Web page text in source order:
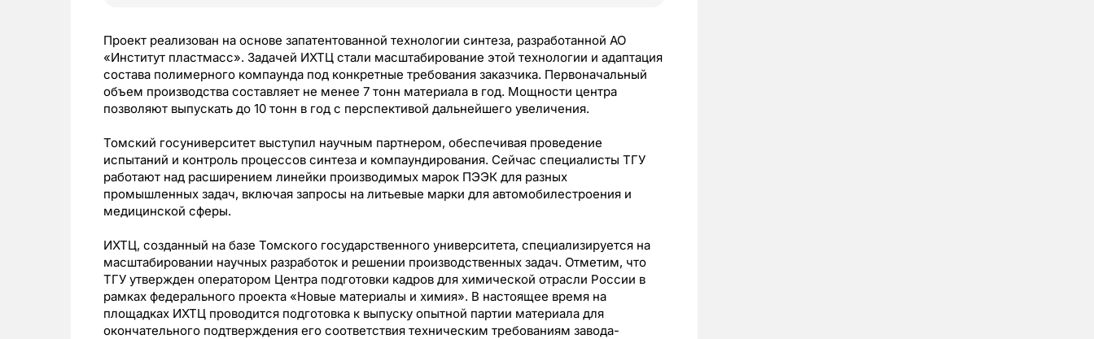
Проект реализован на основе запатентованной технологии синтеза, разработанной АО
«Институт пластмасс». Задачей ИХТЦ стали масштабирование этой технологии и адаптация
состава полимерного компаунда под конкретные требования заказчика. Первоначальный
объем производства составляет не менее 7 тонн материала в год. Мощности центра
позволяют выпускать до 10 тонн в год с перспективой дальнейшего увеличения.
Томский госуниверситет выступил научным партнером, обеспечивая проведение
испытаний и контроль процессов синтеза и компаундирования. Сейчас специалисты ТГУ
работают над расширением линейки производимых марок ПЭЭК для разных
промышленных задач, включая запросы на литьевые марки для автомобилестроения и
медицинской сферы.
ИХТЦ, созданный на базе Томского государственного университета, специализируется на
масштабировании научных разработок и решении производственных задач. Отметим, что
ТГУ утвержден оператором Центра подготовки кадров для химической отрасли России в
рамках федерального проекта «Новые материалы и химия». В настоящее время на
площадках ИХТЦ проводится подготовка к выпуску опытной партии материала для
окончательного подтверждения его соответствия техническим требованиям завода-